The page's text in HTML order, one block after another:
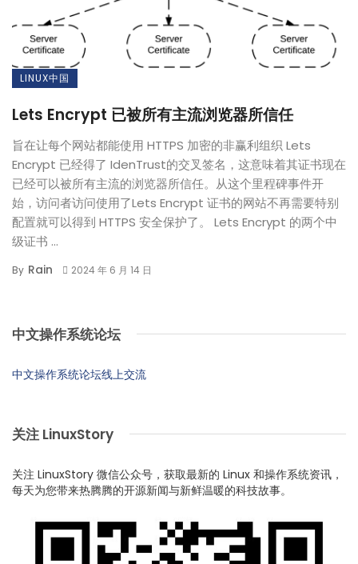
LINUX中国
Lets Encrypt 已被所有主流浏览器所信任
旨在让每个网站都能使用 HTTPS 加密的非赢利组织 Lets
Encrypt 已经得了 IdenTrust的交叉签名，这意味着其证书现在
已经可以被所有主流的浏览器所信任。从这个里程碑事件开
始，访问者访问使用了Lets Encrypt 证书的网站不再需要特别
配置就可以得到 HTTPS 安全保护了。 Lets Encrypt 的两个中
级证书 ...
By Rain 2024 年 6 月 14 日
中文操作系统论坛
中文操作系统论坛线上交流
关注 LinuxStory
关注 LinuxStory 微信公众号，获取最新的 Linux 和操作系统资讯，
每天为您带来热腾腾的开源新闻与新鲜温暖的科技故事。